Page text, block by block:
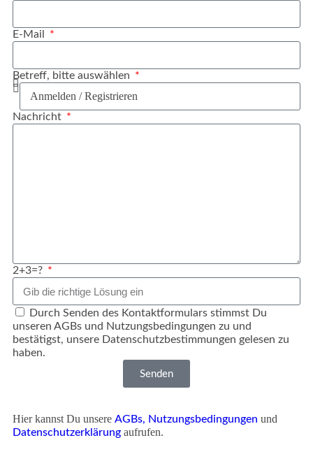
E-Mail
Betreff, bitte auswählen
Nachricht
2+3=?
Durch Senden des Kontaktformulars stimmst Du
unseren AGBs und Nutzungsbedingungen zu und
bestätigst, unsere Datenschutzbestimmungen gelesen zu
haben.
Senden
Hier kannst Du unsere AGBs, Nutzungsbedingungen und
Datenschutzerklärung aufrufen.